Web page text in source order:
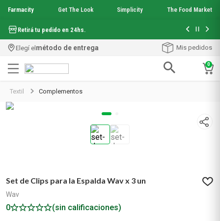
Farmacity Get The Look Simplicity The Food Market
Retirá tu pedido en 24hs. Hasta 6
Elegí elmétodo de entrega Mis pedidos
0
Textil Complementos
Set de Clips para la Espalda Wav x 3 un
Wav
0 (sin calificaciones)
2.
8. nyx
9.get the look
10
uv air